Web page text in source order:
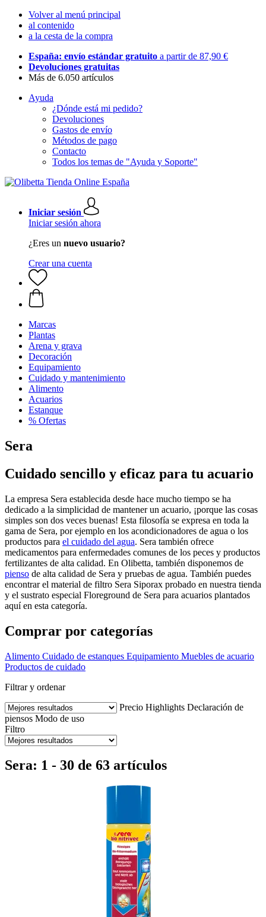
Volver al menú principal
al contenido
a la cesta de la compra
España: envío estándar gratuito a partir de 87,90 €
Devoluciones gratuitas
Más de 6.050 artículos
Ayuda
¿Dónde está mi pedido?
Devoluciones
Gastos de envío
Métodos de pago
Contacto
Todos los temas de "Ayuda y Soporte"
Iniciar sesión
Iniciar sesión ahora
¿Eres un nuevo usuario?
Crear una cuenta
Marcas
Plantas
Arena y grava
Decoración
Equipamiento
Cuidado y mantenimiento
Alimento
Acuarios
Estanque
% Ofertas
Sera
Cuidado sencillo y eficaz para tu acuario
La empresa Sera establecida desde hace mucho tiempo se ha
dedicado a la simplicidad de mantener un acuario, ¡porque las cosas
simples son dos veces buenas! Esta filosofía se expresa en toda la
gama de Sera, por ejemplo en los acondicionadores de agua o los
productos para el cuidado del agua. Sera también ofrece
medicamentos para enfermedades comunes de los peces y productos
fertilizantes de alta calidad. En Olibetta, también disponemos de
pienso de alta calidad de Sera y pruebas de agua. También puedes
encontrar el material de filtro Sera Siporax probado en nuestra tienda
y el sustrato especial Floreground de Sera para acuarios plantados
aquí en esta categoría.
Comprar por categorías
Alimento Cuidado de estanques Equipamiento Muebles de acuario
Productos de cuidado
Filtrar y ordenar
Precio Highlights Declaración de
piensos Modo de uso
Filtro
Sera: 1 - 30 de 63 artículos